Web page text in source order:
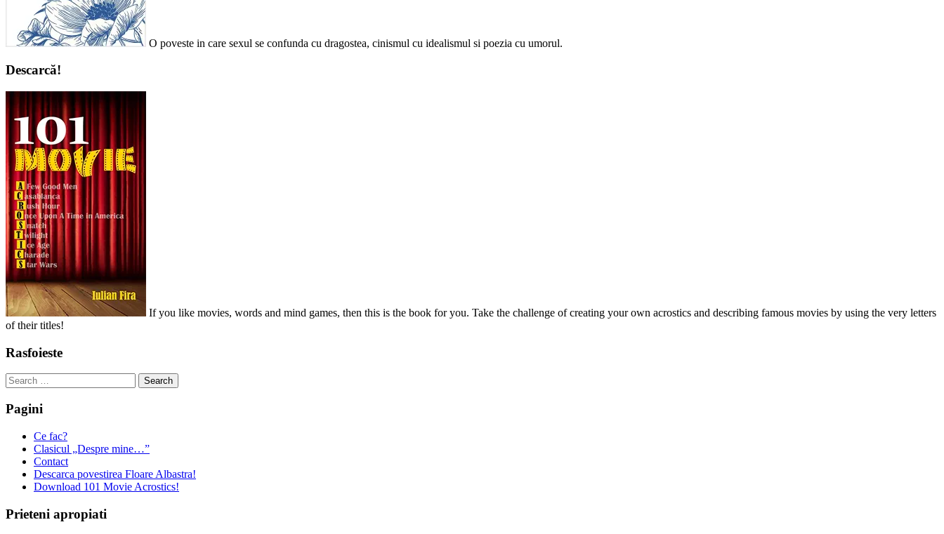
O poveste in care sexul se confunda cu dragostea, cinismul cu idealismul si poezia cu umorul.
Descarcă!
If you like movies, words and mind games, then this is the book for you. Take the challenge of creating your own acrostics and describing famous movies by using the very letters
of their titles!
Rasfoieste
Search
for:
Pagini
Ce fac?
Clasicul „Despre mine…”
Contact
Descarca povestirea Floare Albastra!
Download 101 Movie Acrostics!
Prieteni apropiati